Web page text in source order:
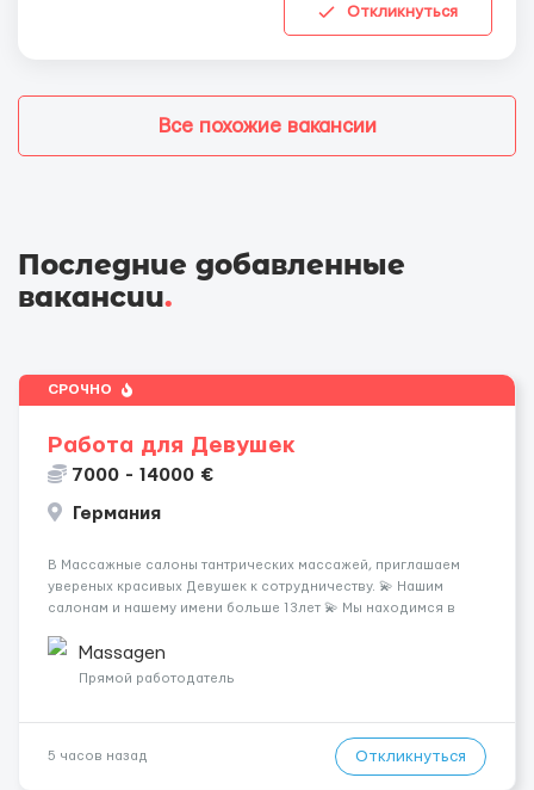
Откликнуться
Все похожие вакансии
Последние добавленные
вакансии.
СРОЧНО
Работа для Девушек
7000 - 14000 €
Германия
В Массажные салоны тантрических массажей, приглашаем
увереных красивых Девушек к сотрудничеству. 💫 Нашим
салонам и нашему имени больше 13лет 💫 Мы находимся в
заработная плата 💚Мы гарантируем Наличие работы. Поток 💝
incall / Out...
Massagen
Прямой работодатель
5 часов назад Откликнуться